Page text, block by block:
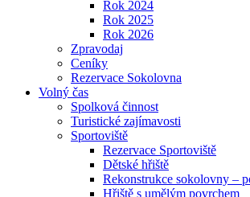
Rok 2024
Rok 2025
Rok 2026
Zpravodaj
Ceníky
Rezervace Sokolovna
Volný čas
Spolková činnost
Turistické zajímavosti
Sportoviště
Rezervace Sportoviště
Dětské hřiště
Rekonstrukce sokolovny –
Hřiště s umělým povrchem